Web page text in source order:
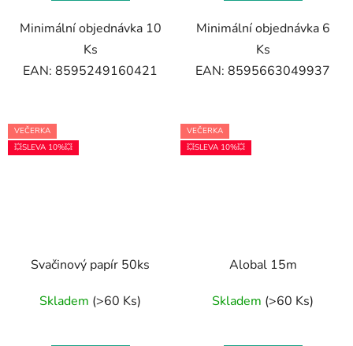
Minimální objednávka 10
Ks
EAN: 8595249160421
Minimální objednávka 6
Ks
EAN: 8595663049937
VEČERKA
💥SLEVA 10%💥
Svačinový papír 50ks
Skladem (>60 Ks)
VEČERKA
💥SLEVA 10%💥
Alobal 15m
Skladem (>60 Ks)